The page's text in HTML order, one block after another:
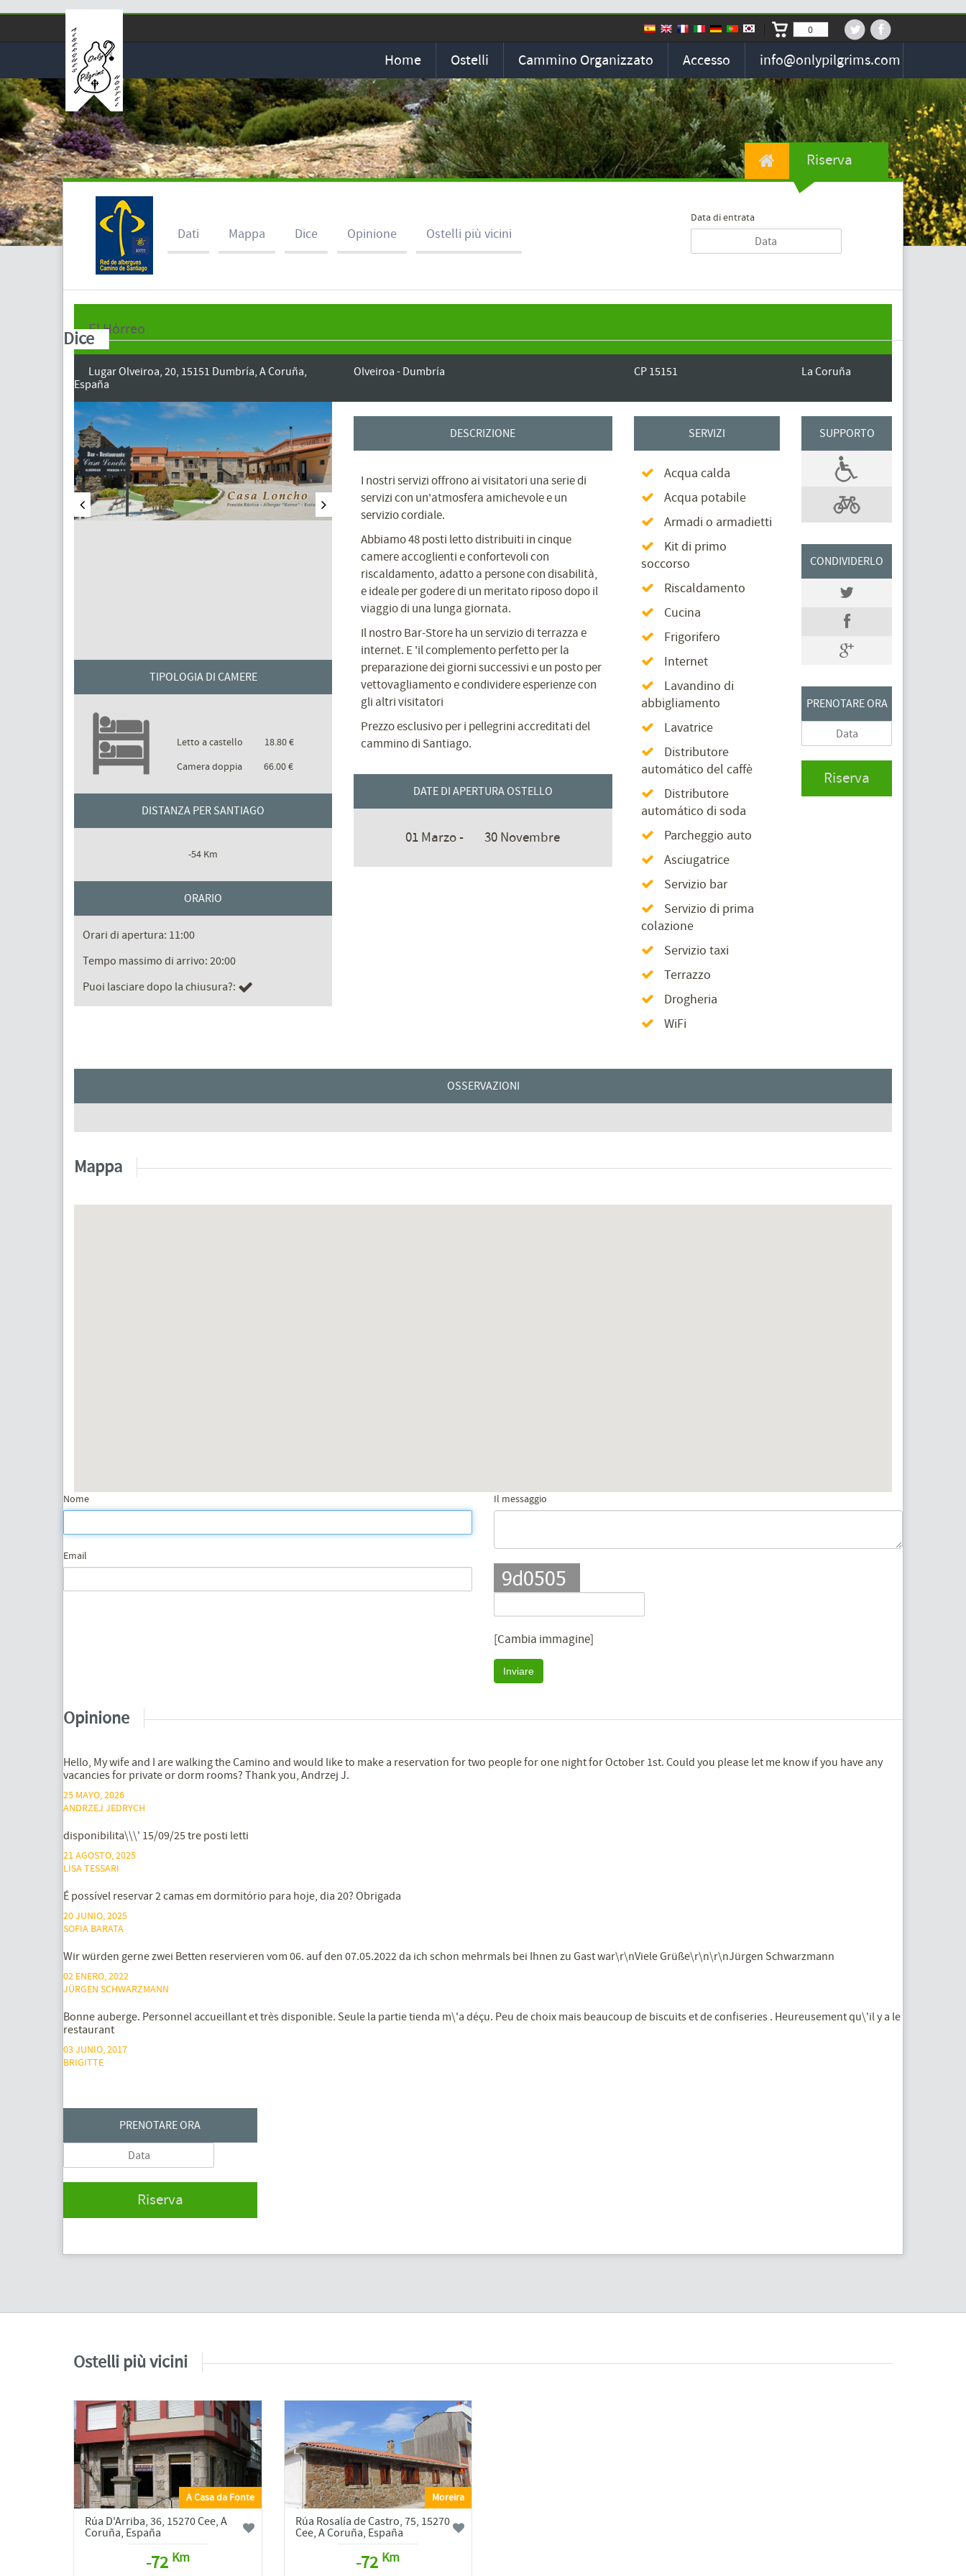
0
Home Ostelli Cammino Organizzato Accesso info@onlypilgrims.com
Dati Mappa Dice Opinione Ostelli più vicini
Data di entrata
Riserva
El Hórreo
Lugar Olveiroa, 20, 15151 Dumbría, A Coruña,
España
Olveiroa - Dumbría CP 15151 La Coruña
TIPOLOGIA DI CAMERE
Letto a castello
18.80 €
Camera doppia
66.00 €
DISTANZA PER SANTIAGO
-54 Km
ORARIO
Orari di apertura: 11:00
Tempo massimo di arrivo: 20:00
Puoi lasciare dopo la chiusura?:
DESCRIZIONE
I nostri servizi offrono ai visitatori una serie di
servizi con un'atmosfera amichevole e un
servizio cordiale.
Abbiamo 48 posti letto distribuiti in cinque
camere accoglienti e confortevoli con
riscaldamento, adatto a persone con disabilità,
e ideale per godere di un meritato riposo dopo il
viaggio di una lunga giornata.
Il nostro Bar-Store ha un servizio di terrazza e
internet. E 'il complemento perfetto per la
preparazione dei giorni successivi e un posto per
vettovagliamento e condividere esperienze con
gli altri visitatori
Prezzo esclusivo per i pellegrini accreditati del
cammino di Santiago.
DATE DI APERTURA OSTELLO
01 Marzo - 30 Novembre
SERVIZI
Acqua calda
Acqua potabile
Armadi o armadietti
Kit di primo
soccorso
Riscaldamento
Cucina
Frigorifero
Internet
Lavandino di
abbigliamento
Lavatrice
Distributore
automático del caffè
Distributore
automático di soda
Parcheggio auto
Asciugatrice
Servizio bar
Servizio di prima
colazione
Servizio taxi
Terrazzo
Drogheria
WiFi
SUPPORTO
CONDIVIDERLO
PRENOTARE ORA
Riserva
OSSERVAZIONI
Mappa
Dice
Nome
Email
Il messaggio
[Cambia immagine]
Inviare
Opinione
Hello, My wife and I are walking the Camino and would like to make a reservation for two people for one night for October 1st. Could you please let me know if you have any
vacancies for private or dorm rooms? Thank you, Andrzej J.
25 MAYO, 2026
ANDRZEJ JEDRYCH
disponibilita\\\' 15/09/25 tre posti letti
21 AGOSTO, 2025
LISA TESSARI
É possível reservar 2 camas em dormitório para hoje, dia 20? Obrigada
20 JUNIO, 2025
SOFIA BARATA
Wir würden gerne zwei Betten reservieren vom 06. auf den 07.05.2022 da ich schon mehrmals bei Ihnen zu Gast war\r\nViele Grüße\r\n\r\nJürgen Schwarzmann
02 ENERO, 2022
JÜRGEN SCHWARZMANN
Bonne auberge. Personnel accueillant et très disponible. Seule la partie tienda m\'a déçu. Peu de choix mais beaucoup de biscuits et de confiseries . Heureusement qu\'il y a le
restaurant
03 JUNIO, 2017
BRIGITTE
PRENOTARE ORA
Riserva
Ostelli più vicini
A Casa da Fonte
Rúa D'Arriba, 36, 15270 Cee, A
Coruña, España
-72 Km
Moreira
Rúa Rosalía de Castro, 75, 15270
Cee, A Coruña, España
-72 Km